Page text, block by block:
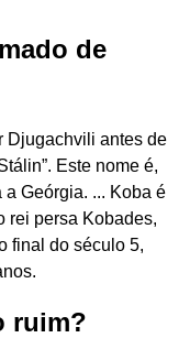
de
Djugachvili antes de
Este nome é,
Geórgia. ... Koba é
rei persa Kobades,
final do século 5,
ruim?